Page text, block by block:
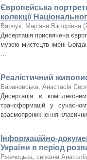
Європейська
колекції
Варчук, Мар’яна Вікторівна (
Дисертація присвячена
музею мистецтв імені
...
Реалістичний
Барановська, Анастасія
Дисертація є
трансформацій у
взаємопроникнення
Інформаційно-
України в період
Ржечицька, сніжана